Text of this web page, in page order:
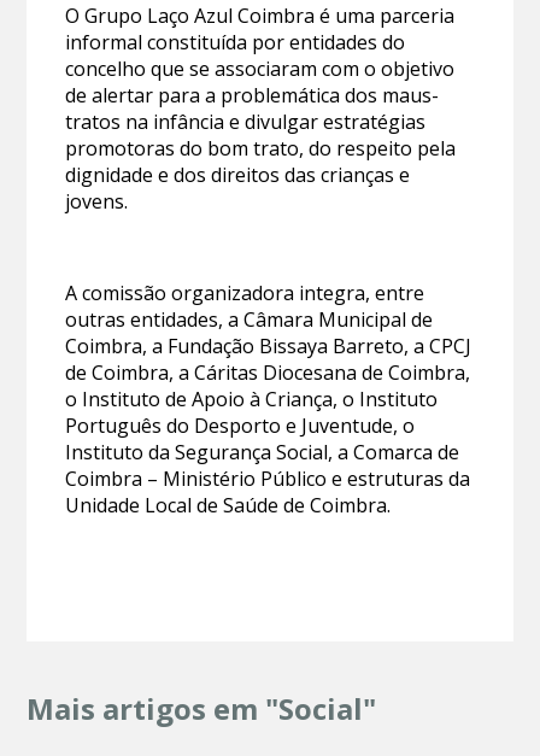
O Grupo Laço Azul Coimbra é uma parceria
informal constituída por entidades do
concelho que se associaram com o objetivo
de alertar para a problemática dos maus-
tratos na infância e divulgar estratégias
promotoras do bom trato, do respeito pela
dignidade e dos direitos das crianças e
jovens.
A comissão organizadora integra, entre
outras entidades, a Câmara Municipal de
Coimbra, a Fundação Bissaya Barreto, a CPCJ
de Coimbra, a Cáritas Diocesana de Coimbra,
o Instituto de Apoio à Criança, o Instituto
Português do Desporto e Juventude, o
Instituto da Segurança Social, a Comarca de
Coimbra – Ministério Público e estruturas da
Unidade Local de Saúde de Coimbra.
Mais artigos em "Social"